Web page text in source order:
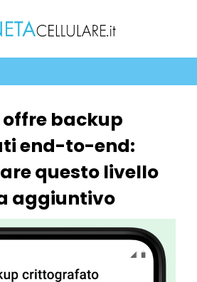
backup
end-to-end:
questo livello
aggiuntivo